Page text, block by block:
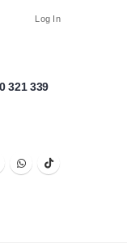
Log In
321 339